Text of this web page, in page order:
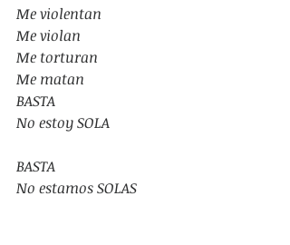
Me violentan
Me violan
Me torturan
Me matan
BASTA
No estoy SOLA
BASTA
No estamos SOLAS